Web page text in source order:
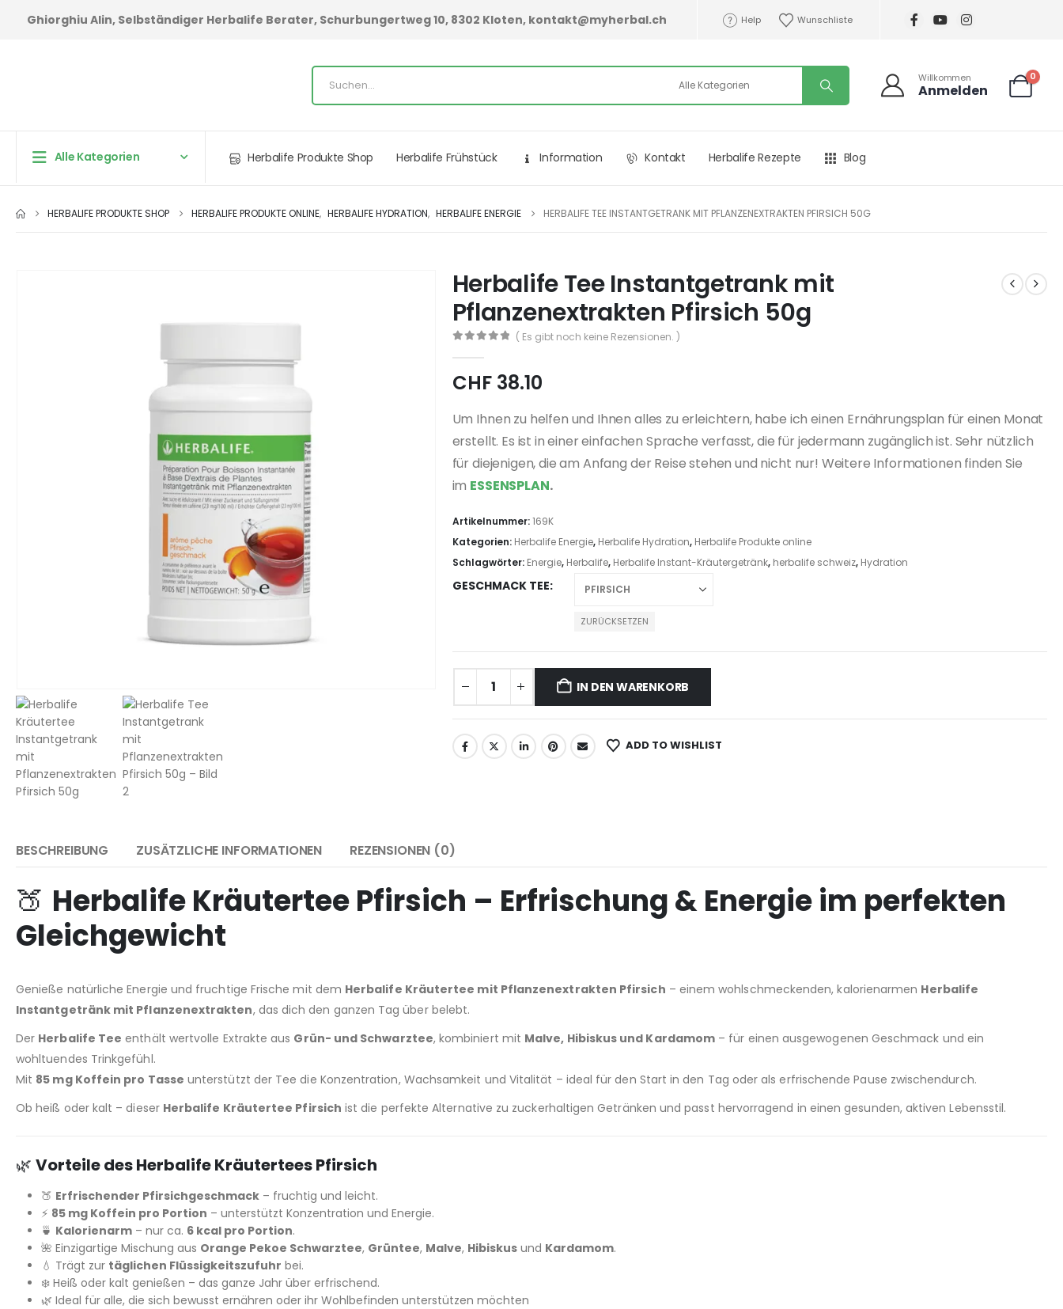
Ghiorghiu Alin, Selbständiger Herbalife Berater, Schurbungertweg 10, 8302 Kloten, kontakt@myherbal.ch Help Wunschliste
Willkommen
Anmelden
0
Alle Kategorien Herbalife Produkte Shop Herbalife Frühstück Information Kontakt Herbalife Rezepte Blog
HERBALIFE PRODUKTE SHOP HERBALIFE PRODUKTE ONLINE, HERBALIFE HYDRATION, HERBALIFE ENERGIE HERBALIFE TEE INSTANTGETRANK MIT PFLANZENEXTRAKTEN PFIRSICH 50G
Herbalife Tee Instantgetrank mit
Pflanzenextrakten Pfirsich 50g
( Es gibt noch keine Rezensionen. )
CHF38.10
Um Ihnen zu helfen und Ihnen alles zu erleichtern, habe ich einen Ernährungsplan für einen Monat
erstellt. Es ist in einer einfachen Sprache verfasst, die für jedermann zugänglich ist. Sehr nützlich
für diejenigen, die am Anfang der Reise stehen und nicht nur! Weitere Informationen finden Sie
im ESSENSPLAN.
Artikelnummer:169K
Kategorien: Herbalife Energie, Herbalife Hydration, Herbalife Produkte online
Schlagwörter: Energie, Herbalife, Herbalife Instant-Kräutergetränk, herbalife schweiz, Hydration
GESCHMACK TEE
ZURÜCKSETZEN
IN DEN WARENKORB
ADD TO WISHLIST
BESCHREIBUNG ZUSÄTZLICHE INFORMATIONEN REZENSIONEN (0)
🍑 Herbalife Kräutertee Pfirsich – Erfrischung & Energie im perfekten
Gleichgewicht
Genieße natürliche Energie und fruchtige Frische mit dem Herbalife Kräutertee mit Pflanzenextrakten Pfirsich – einem wohlschmeckenden, kalorienarmen Herbalife
Instantgetränk mit Pflanzenextrakten, das dich den ganzen Tag über belebt.
Der Herbalife Tee enthält wertvolle Extrakte aus Grün- und Schwarztee, kombiniert mit Malve, Hibiskus und Kardamom – für einen ausgewogenen Geschmack und ein
wohltuendes Trinkgefühl.
Mit 85 mg Koffein pro Tasse unterstützt der Tee die Konzentration, Wachsamkeit und Vitalität – ideal für den Start in den Tag oder als erfrischende Pause zwischendurch.
Ob heiß oder kalt – dieser Herbalife Kräutertee Pfirsich ist die perfekte Alternative zu zuckerhaltigen Getränken und passt hervorragend in einen gesunden, aktiven Lebensstil.
🌿 Vorteile des Herbalife Kräutertees Pfirsich
🍑 Erfrischender Pfirsichgeschmack – fruchtig und leicht.
⚡ 85 mg Koffein pro Portion – unterstützt Konzentration und Energie.
🍵 Kalorienarm – nur ca. 6 kcal pro Portion.
🌺 Einzigartige Mischung aus Orange Pekoe Schwarztee, Grüntee, Malve, Hibiskus und Kardamom.
💧 Trägt zur täglichen Flüssigkeitszufuhr bei.
❄️ Heiß oder kalt genießen – das ganze Jahr über erfrischend.
🌿 Ideal für alle, die sich bewusst ernähren oder ihr Wohlbefinden unterstützen möchten